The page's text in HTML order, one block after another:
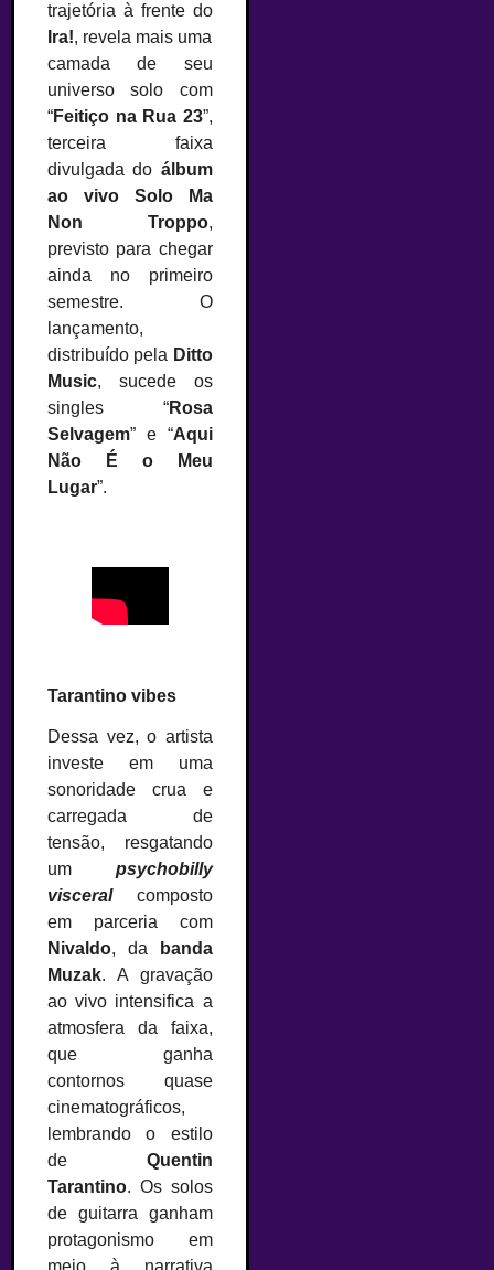
trajetória à frente do
Ira!, revela mais uma
camada de seu
universo solo com
“Feitiço na Rua 23”,
terceira faixa
divulgada do álbum
ao vivo Solo Ma
Non Troppo,
previsto para chegar
ainda no primeiro
semestre. O
lançamento,
distribuído pela Ditto
Music, sucede os
singles “Rosa
Selvagem” e “Aqui
Não É o Meu
Lugar”.
Tarantino vibes
Dessa vez, o artista
investe em uma
sonoridade crua e
carregada de
tensão, resgatando
um psychobilly
visceralcomposto
em parceria com
Nivaldo, da banda
Muzak. A gravação
ao vivo intensifica a
atmosfera da faixa,
que ganha
contornos quase
cinematográficos,
lembrando o estilo
de Quentin
Tarantino. Os solos
de guitarra ganham
protagonismo em
meio à narrativa